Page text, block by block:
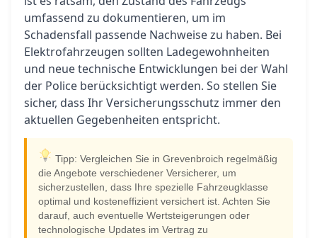
umfassend zu dokumentieren, um im
Schadensfall passende Nachweise zu haben. Bei
Elektrofahrzeugen sollten Ladegewohnheiten
und neue technische Entwicklungen bei der Wahl
der Police berücksichtigt werden. So stellen Sie
sicher, dass Ihr Versicherungsschutz immer den
aktuellen Gegebenheiten entspricht.
Tipp: Vergleichen Sie in Grevenbroich regelmäßig
die Angebote verschiedener Versicherer, um
sicherzustellen, dass Ihre spezielle Fahrzeugklasse
optimal und kosteneffizient versichert ist. Achten Sie
darauf, auch eventuelle Wertsteigerungen oder
technologische Updates im Vertrag zu